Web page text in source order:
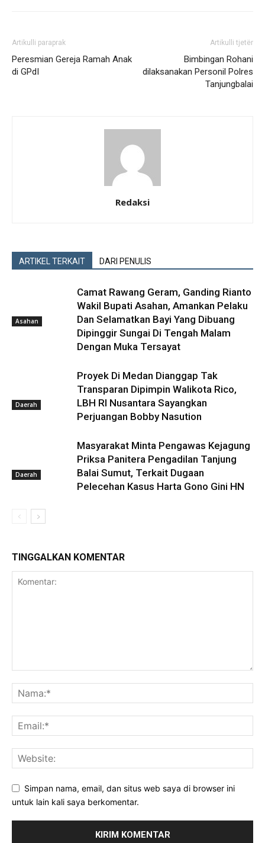
Artikulli paraprak
Peresmian Gereja Ramah Anak
di GPdI
Artikulli tjetër
Bimbingan Rohani
dilaksanakan Personil Polres
Tanjungbalai
Redaksi
ARTIKEL TERKAIT DARI PENULIS
Asahan
Camat Rawang Geram, Ganding Rianto
Wakil Bupati Asahan, Amankan Pelaku
Dan Selamatkan Bayi Yang Dibuang
Dipinggir Sungai Di Tengah Malam
Dengan Muka Tersayat
Daerah
Proyek Di Medan Dianggap Tak
Transparan Dipimpin Walikota Rico,
LBH RI Nusantara Sayangkan
Perjuangan Bobby Nasution
Daerah
Masyarakat Minta Pengawas Kejagung
Priksa Panitera Pengadilan Tanjung
Balai Sumut, Terkait Dugaan
Pelecehan Kasus Harta Gono Gini HN
TINGGALKAN KOMENTAR
Simpan nama, email, dan situs web saya di browser ini
untuk lain kali saya berkomentar.